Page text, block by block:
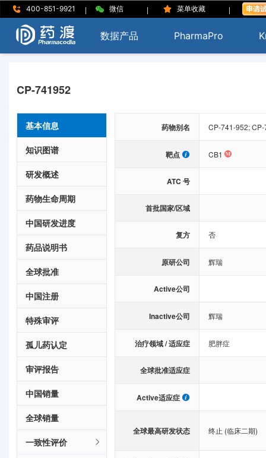
400-851-9921 | 微信 | 菜单收藏 |
数据产品 PharmaPro
CP-741952
基本信息
知识图谱
研发概述
药物生命周期
中国研发进度
药品说明书
全球批准
中国注册
特殊审评
孤儿药认定
审评报告
中国销量
全球销量
一致性评价
药物别名 CP-741-952;
靶点 CB1
ATC 号
首批国家/区域
复方 否
原研公司 辉瑞
Active公司
Inactive公司 辉瑞
治疗领域 / 适应症 肥胖症
全球批准适应症
Active适应症
全球最高研发状态 终止 (临床二期)